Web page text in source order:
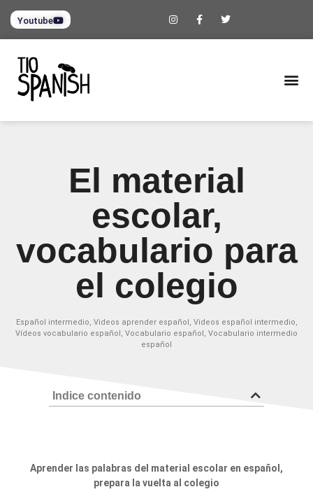
Youtube
El material
escolar,
vocabulario para
el colegio
Español intermedio, Videos aprender español, Videos español intermedio,
Vídeos vocabulario español, Vocabulario español, Vocabulario intermedio
español
Indice contenido
Aprender las palabras del material escolar en español,
prepara la vuelta al colegio